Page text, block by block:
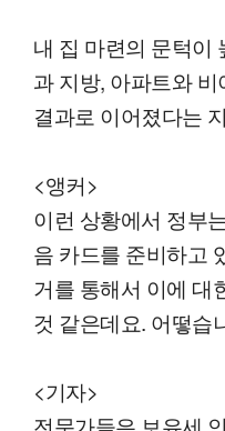
내 집 마련의 문턱이
과 지방, 아파트와
결과로 이어졌다는
<앵커>
이런 상황에서 정부
음 카드를 준비하고
거를 통해서 이에 대
것 같은데요. 어떻습
<기자>